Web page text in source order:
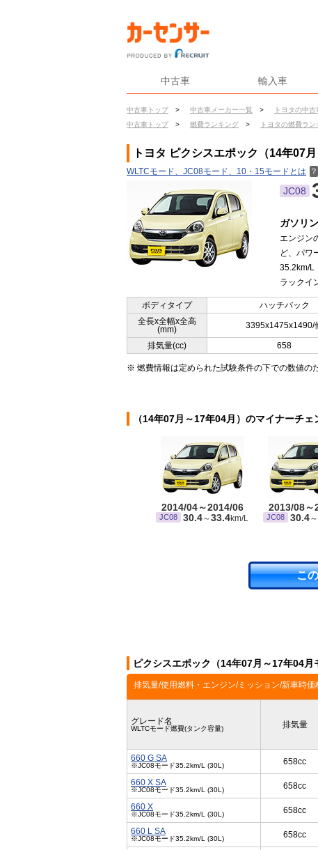
中古車 輸入車
中古車トップ > 中古車メーカー一覧 > トヨタの中古
中古車トップ
> 燃費ランキング > トヨタの燃費ラン
トヨタ ピクシスエポック（14年07
WLTCモード、JC08モード、10・15モードとは ？
JC08
ガソリ
エンジン
ど、パワ
35.2km/L
ラックイ
ボディタイプ ハッチバック
全長x全幅x全高
(mm)
3395x1475x1490/
排気量(cc) 658
※ 燃費情報は定められた試験条件の下での数値の
（14年07月～17年04月）のマイナーチェ
2014/04～2014/06
JC08 30.4～33.4km/L
2013/08～
JC08 30.4～
こ
ピクシスエポック（14年07月～17年04月
排気量/使用燃料・エンジン/ミッション/新車時価
グレード名
WLTCモード燃費(タンク容量) 排気量
660 G SA
※JC08モード35.2km/L (30L) 658cc
660 X SA
※JC08モード35.2km/L (30L) 658cc
660 X
※JC08モード35.2km/L (30L) 658cc
660 L SA
※JC08モード35.2km/L (30L) 658cc